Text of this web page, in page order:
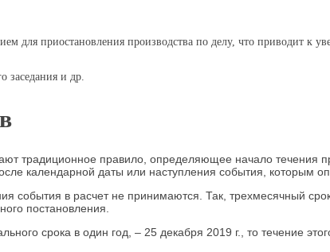
для приостановления производства по делу, что приводит к
заседания и др.
традиционное правило, определяющее начало течения
календарной даты или наступления события, которым
события в расчет не принимаются. Так, трехмесячный
постановления.
срока в один год, – 25 декабря 2019 г., то течение